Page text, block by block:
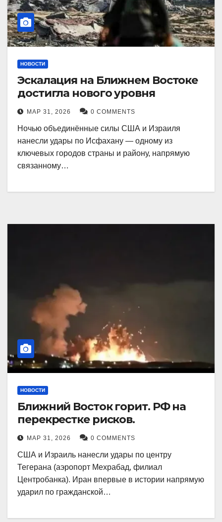
НОВОСТИ
Эскалация на Ближнем Востоке
достигла нового уровня
МАР 31, 2026 0 COMMENTS
Ночью объединённые силы США и Израиля
нанесли удары по Исфахану — одному из
ключевых городов страны и району, напрямую
связанному…
НОВОСТИ
Ближний Восток горит. РФ на
перекрестке рисков.
МАР 31, 2026 0 COMMENTS
США и Израиль нанесли удары по центру
Тегерана (аэропорт Мехрабад, филиал
Центробанка). Иран впервые в истории напрямую
ударил по гражданской…